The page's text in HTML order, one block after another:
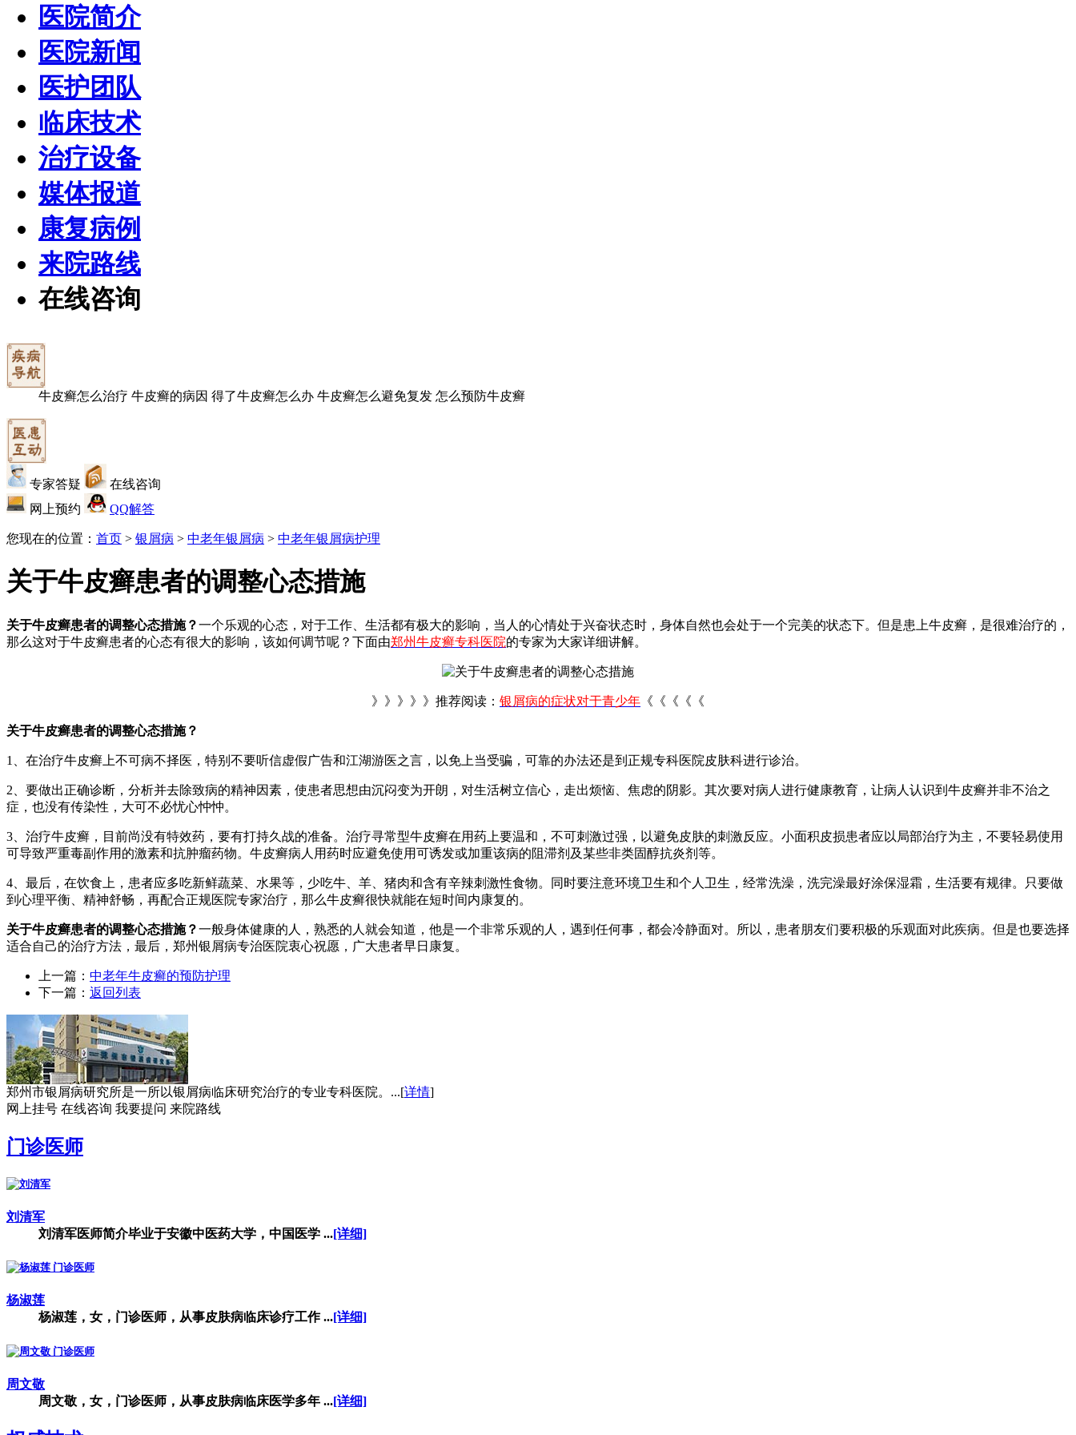
医院简介
医院新闻
医护团队
临床技术
治疗设备
媒体报道
康复病例
来院路线
在线咨询
牛皮癣怎么治疗 牛皮癣的病因 得了牛皮癣怎么办 牛皮癣怎么避免复发 怎么预防牛皮癣
专家答疑
在线咨询
网上预约
QQ解答
您现在的位置： 首页 > 银屑病 > 中老年银屑病 > 中老年银屑病护理
关于牛皮癣患者的调整心态措施
关于牛皮癣患者的调整心态措施？一个乐观的心态，对于工作、生活都有极大的影响，当人的心情处于兴奋状态时，身体自然也会处于一个完美的状态下。但是患上牛皮癣，是很难治疗的，
那么这对于牛皮癣患者的心态有很大的影响，该如何调节呢？下面由郑州牛皮癣专科医院的专家为大家详细讲解。
》》》》》推荐阅读： 银屑病的症状对于青少年 《《《《《
关于牛皮癣患者的调整心态措施？
1、在治疗牛皮癣上不可病不择医，特别不要听信虚假广告和江湖游医之言，以免上当受骗，可靠的办法还是到正规专科医院皮肤科进行诊治。
2、要做出正确诊断，分析并去除致病的精神因素，使患者思想由沉闷变为开朗，对生活树立信心，走出烦恼、焦虑的阴影。其次要对病人进行健康教育，让病人认识到牛皮癣并非不治之
症，也没有传染性，大可不必忧心忡忡。
3、治疗牛皮癣，目前尚没有特效药，要有打持久战的准备。治疗寻常型牛皮癣在用药上要温和，不可刺激过强，以避免皮肤的刺激反应。小面积皮损患者应以局部治疗为主，不要轻易使用
可导致严重毒副作用的激素和抗肿瘤药物。牛皮癣病人用药时应避免使用可诱发或加重该病的阻滞剂及某些非类固醇抗炎剂等。
4、最后，在饮食上，患者应多吃新鲜蔬菜、水果等，少吃牛、羊、猪肉和含有辛辣刺激性食物。同时要注意环境卫生和个人卫生，经常洗澡，洗完澡最好涂保湿霜，生活要有规律。只要做
到心理平衡、精神舒畅，再配合正规医院专家治疗，那么牛皮癣很快就能在短时间内康复的。
关于牛皮癣患者的调整心态措施？一般身体健康的人，熟悉的人就会知道，他是一个非常乐观的人，遇到任何事，都会冷静面对。所以，患者朋友们要积极的乐观面对此疾病。但是也要选择
适合自己的治疗方法，最后，郑州银屑病专治医院衷心祝愿，广大患者早日康复。
上一篇： 中老年牛皮癣的预防护理
下一篇： 返回列表
郑州市银屑病研究所是一所以银屑病临床研究治疗的专业专科医院。...[详情]
网上挂号 在线咨询 我要提问 来院路线
门诊医师
刘清军
刘清军医师简介毕业于安徽中医药大学，中国医学 ...[详细]
杨淑莲
杨淑莲，女，门诊医师，从事皮肤病临床诊疗工作 ...[详细]
周文敬
周文敬，女，门诊医师，从事皮肤病临床医学多年 ...[详细]